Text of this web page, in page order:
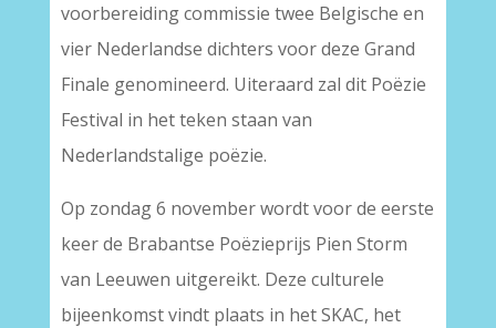
voorbereiding commissie twee Belgische en
vier Nederlandse dichters voor deze Grand
Finale genomineerd. Uiteraard zal dit Poëzie
Festival in het teken staan van
Nederlandstalige poëzie.
Op zondag 6 november wordt voor de eerste
keer de Brabantse Poëzieprijs Pien Storm
van Leeuwen uitgereikt. Deze culturele
bijeenkomst vindt plaats in het SKAC, het